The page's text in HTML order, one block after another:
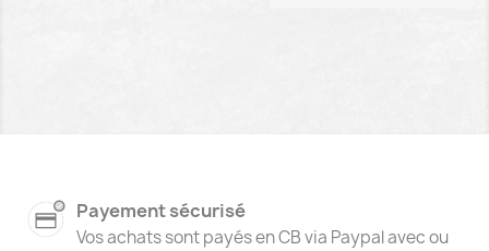
Payement sécurisé
Vos achats sont payés en CB via Paypal avec ou